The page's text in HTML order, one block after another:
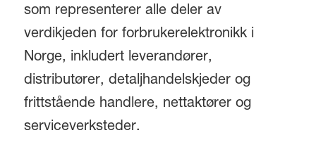
som representerer alle deler av
verdikjeden for forbrukerelektronikk i
Norge, inkludert leverandører,
distributører, detaljhandelskjeder og
frittstående handlere, nettaktører og
serviceverksteder.